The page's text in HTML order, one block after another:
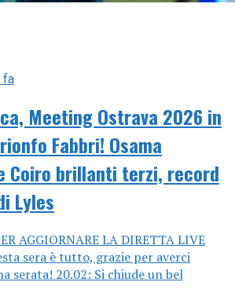
fa
Meeting Ostrava 2026 in
Fabbri! Osama
Coiro brillanti terzi, record
Lyles
AGGIORNARE LA DIRETTA LIVE
sera è tutto, grazie per averci
serata! 20.02: Si chiude un bel